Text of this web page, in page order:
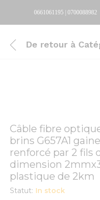
0661061195 | 0700088982
De retour à
Câble fibre
brins G657A1
renforcé par 2 fils
dimension
plastique de 2km
Statut: In stock